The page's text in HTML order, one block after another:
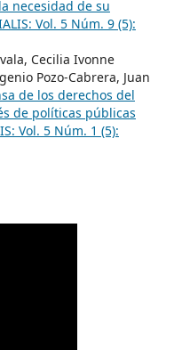
necesidad de su
Vol. 5 Núm. 9 (5):
Cecilia Ivonne
Pozo-Cabrera, Juan
de los derechos del
de políticas públicas
Vol. 5 Núm. 1 (5):